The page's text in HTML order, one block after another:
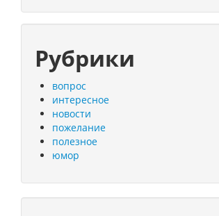
Рубрики
вопрос
интересное
новости
пожелание
полезное
юмор